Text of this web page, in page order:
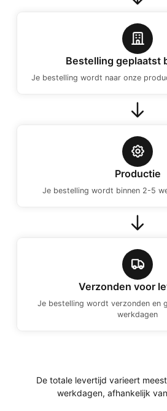
Bestelling geplaatst
Je bestelling wordt naar onze
Productie
Je bestelling wordt binnen 2-5
Verzonden voor
Je bestelling wordt verzonden en
werkdagen
De totale levertijd varieert
werkdagen, afhankelijk